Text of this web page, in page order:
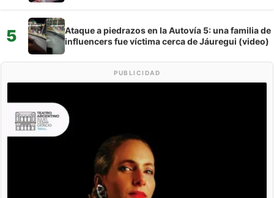
5
Ataque a piedrazos en la Autovía 5: una familia de
influencers fue víctima cerca de Jáuregui (video)
PUBLICIDAD